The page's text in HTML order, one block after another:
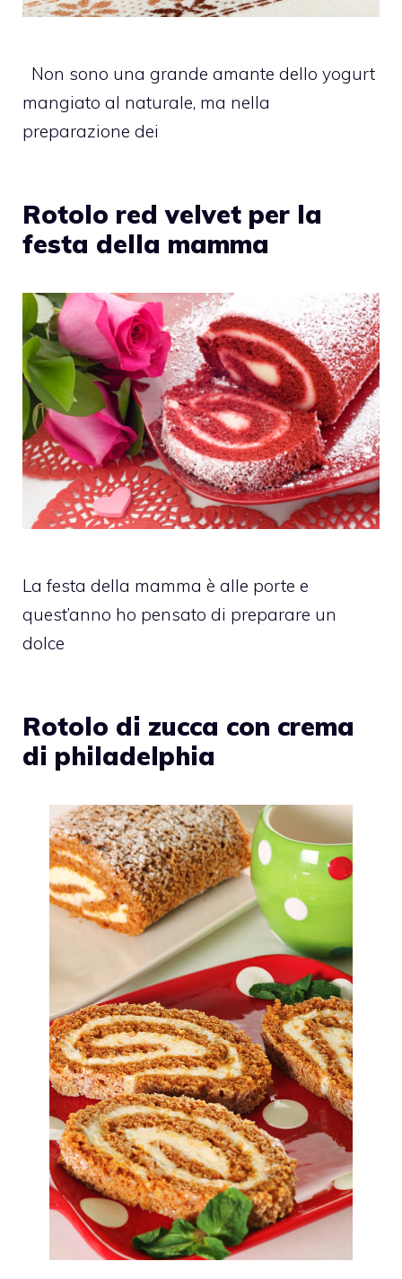
Non sono una grande amante dello yogurt
mangiato al naturale, ma nella
preparazione dei
Rotolo red velvet per la
festa della mamma
La festa della mamma è alle porte e
quest’anno ho pensato di preparare un
dolce
Rotolo di zucca con crema
di philadelphia